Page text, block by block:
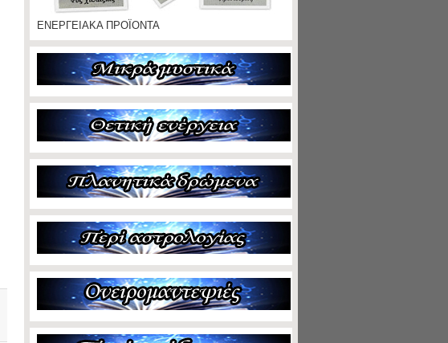
ΕΝΕΡΓΕΙΑΚΑ ΠΡΟΪΟΝΤΑ